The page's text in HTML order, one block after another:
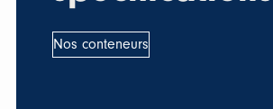
Nos conteneurs